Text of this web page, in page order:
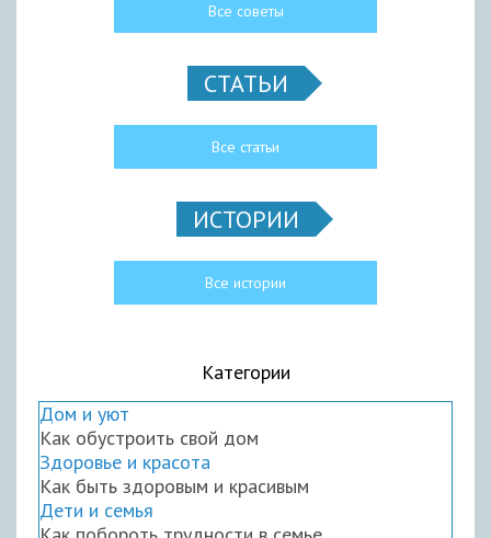
Все советы
СТАТЬИ
Все статьи
ИСТОРИИ
Все истории
Категории
Дом и уют
Как обустроить свой дом
Здоровье и красота
Как быть здоровым и красивым
Дети и семья